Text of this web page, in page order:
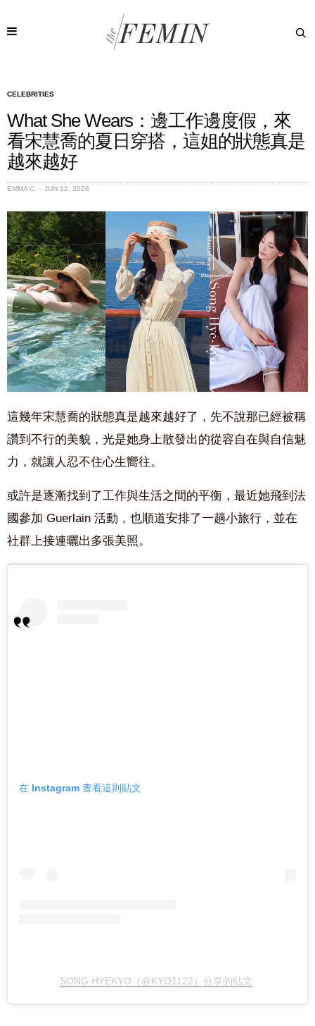
CELEBRITIES
What She Wears：邊工作邊度假，來
看宋慧喬的夏日穿搭，這姐的狀態真是
越來越好
EMMA C. JUN 12, 2026
這幾年宋慧喬的狀態真是越來越好了，先不說那已經被稱
讚到不行的美貌，光是她身上散發出的從容自在與自信魅
力，就讓人忍不住心生嚮往。
或許是逐漸找到了工作與生活之間的平衡，最近她飛到法
國參加 Guerlain 活動，也順道安排了一趟小旅行，並在
社群上接連曬出多張美照。
在 Instagram 查看這則貼文
SONG HYEKYO（@KYO1122）分享的貼文